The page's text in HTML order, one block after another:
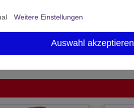
Weitere Einstellungen
Auswahl akzeptieren